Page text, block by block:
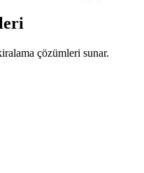
çözümleri sunar.